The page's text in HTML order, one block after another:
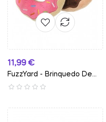
Preço
11,99 €
FuzzYard - Brinquedo De...